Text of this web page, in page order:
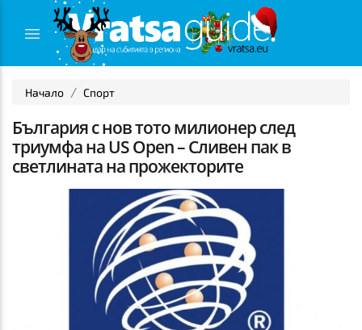
Начало Спорт
България с нов тото милионер след
триумфа на US Open – Сливен пак в
светлината на прожекторите